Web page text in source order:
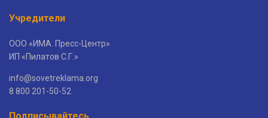
Учредители
ООО «ИМА. Пресс-Центр»
ИП «Пилатов С.Г.»
info@sovetreklama.org
8 800 201-50-52